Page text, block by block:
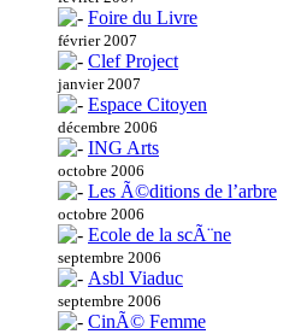
Foire du Livre
février 2007
Clef Project
janvier 2007
Espace Citoyen
décembre 2006
ING Arts
octobre 2006
Les Ã©ditions de l’arbre
octobre 2006
Ecole de la scÃ¨ne
septembre 2006
Asbl Viaduc
septembre 2006
CinÃ© Femme